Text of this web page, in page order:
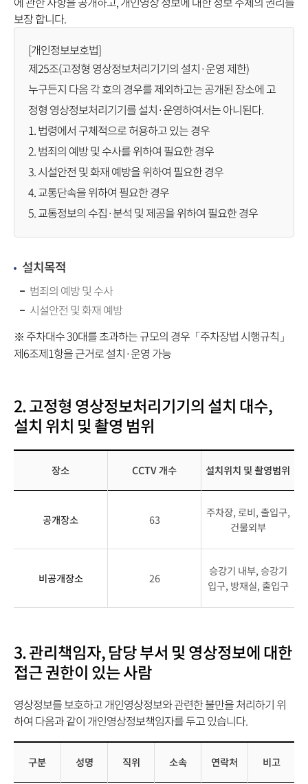
보장 합니다.
[개인정보보호법]
제25조(고정형 영상정보처리기기의 설치·운영 제한)
누구든지 다음 각 호의 경우를 제외하고는 공개된 장소에 고
정형 영상정보처리기기를 설치·운영하여서는 아니된다.
1. 법령에서 구체적으로 허용하고 있는 경우
2. 범죄의 예방 및 수사를 위하여 필요한 경우
3. 시설안전 및 화재 예방을 위하여 필요한 경우
4. 교통단속을 위하여 필요한 경우
5. 교통정보의 수집·분석 및 제공을 위하여 필요한 경우
설치목적
범죄의 예방 및 수사
시설안전 및 화재 예방
※ 주차대수 30대를 초과하는 규모의 경우「주차장법 시행규칙」
제6조제1항을 근거로 설치·운영 가능
2. 고정형 영상정보처리기기의 설치 대수,
설치 위치 및 촬영 범위
형
리
기
기
의
설
치
대
설
장소 CCTV 개수 설치위치 및 촬영범위
공개장소 63
주차장, 로비, 출입구,
건물외부
비공개장소 26
승강기 내부, 승강기
입구, 방재실, 출입구
3. 관리책임자, 담당 부서 및 영상정보에 대한
접근 권한이 있는 사람
영상정보를 보호하고 개인영상정보와 관련한 불만을 처리하기 위
하여 다음과 같이 개인영상정보책임자를 두고 있습니다.
구분 성명 직위 소속 연락처 비고